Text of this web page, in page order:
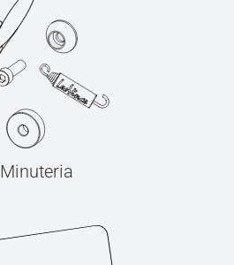
Minuteria